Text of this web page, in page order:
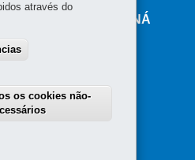
PÚBLICA DO PARANÁ
Romanó, 120 - Tarumã
através do
os cookies não-